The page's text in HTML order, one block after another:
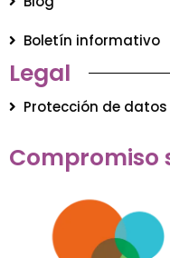
Boletín informativo
Legal
Protección de datos
Compromiso